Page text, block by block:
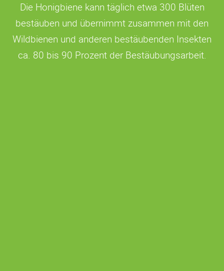
Die Honigbiene kann täglich etwa 300 Blüten
bestäuben und übernimmt zusammen mit den
Wildbienen und anderen bestäubenden Insekten
ca. 80 bis 90 Prozent der Bestäubungsarbeit.